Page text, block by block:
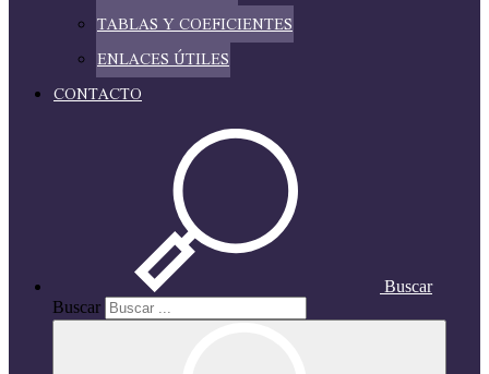
TABLAS Y COEFICIENTES
ENLACES ÚTILES
CONTACTO
Buscar
Buscar